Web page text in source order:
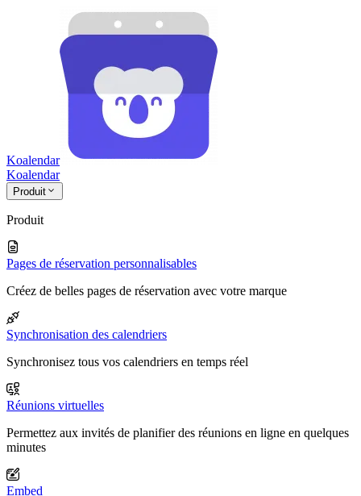
Koalendar
Koalendar
Produit
Produit
Pages de réservation personnalisables
Créez de belles pages de réservation avec votre marque
Synchronisation des calendriers
Synchronisez tous vos calendriers en temps réel
Réunions virtuelles
Permettez aux invités de planifier des réunions en ligne en quelques
minutes
Embed